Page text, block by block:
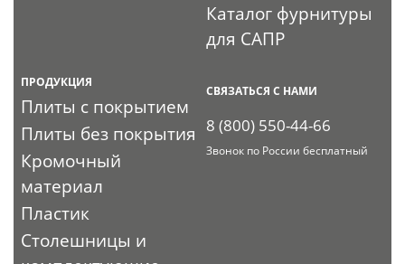
Каталог фурнитуры
для САПР
ПРОДУКЦИЯ
Плиты с покрытием
Плиты без покрытия
Кромочный
материал
Пластик
Столешницы и
СВЯЗАТЬСЯ С НАМИ
8 (800) 550-44-66
Звонок по России бесплатный